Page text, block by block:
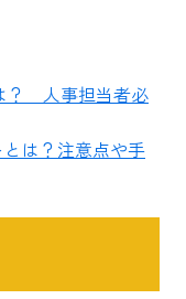
？ 人事担当者必
は？注意点や手